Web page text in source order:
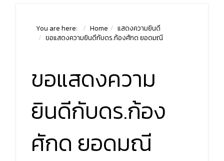
You are here: Home
แสดงความยินดี
ขอแสดงความยินดีกับดร.ก้องศักด ยอดมณี
ขอแสดงความ
ยินดีกับดร.ก้อง
ศักด ยอดมณี